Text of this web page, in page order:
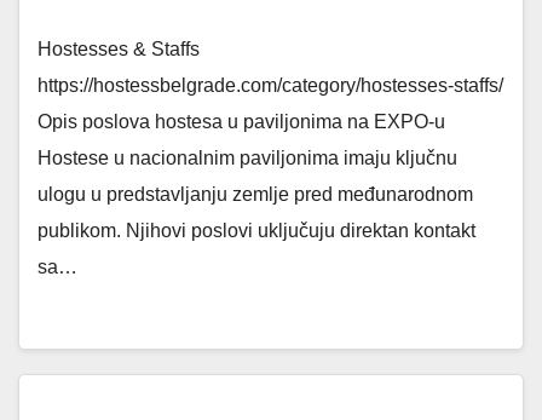
Hostesses & Staffs
https://hostessbelgrade.com/category/hostesses-staffs/
Opis poslova hostesa u paviljonima na EXPO-u
Hostese u nacionalnim paviljonima imaju ključnu
ulogu u predstavljanju zemlje pred međunarodnom
publikom. Njihovi poslovi uključuju direktan kontakt
sa…